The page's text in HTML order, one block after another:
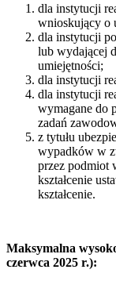
dla instytucji
wnioskujący o
dla instytucji
lub wydającej
umiejętności;
dla instytucji
dla instytucji
wymagane do
zadań
z tytułu
wypadków w
przez podmiot
kształcenie
kształcenie.
Maksymalna
czerwca 2025 r.):